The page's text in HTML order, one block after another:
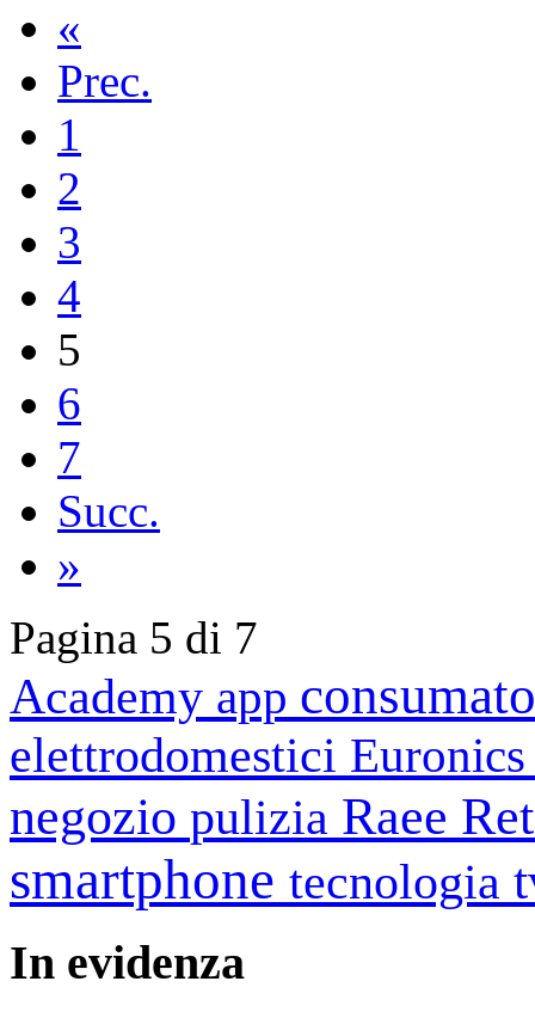
«
Prec.
1
2
3
4
5
6
7
Succ.
»
Pagina 5 di 7
Academy app
elettrodomestici
negozio pulizia Raee
smartphone tecnologia
In evidenza